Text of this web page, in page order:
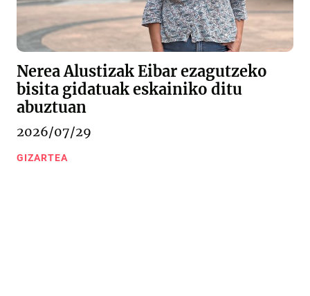
Nerea Alustizak Eibar ezagutzeko
bisita gidatuak eskainiko ditu
abuztuan
2026/07/29
GIZARTEA